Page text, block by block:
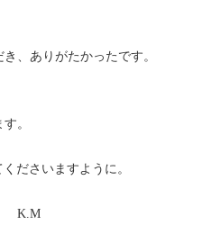
、ありがたかったです。
。
ださいますように。